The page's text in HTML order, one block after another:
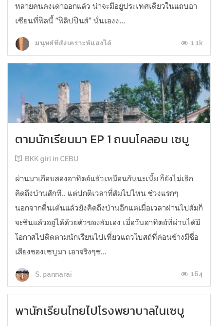
หลายคนคงเดาออกแล้ว น่าจะมีอยู่ประเทศเดียวในแถบอา
เซียนที่ฟิลนี้ “ฟิลิปปินส์” นั่นเองง...
มนุษย์ที่สังเคราะห์แสงได้ 1.1k
ตามนักเรียนมา EP 1 ถนนโคลอน เซบู
BKK girl in CEBU
ผ่านมาเกือบสองอาทิตย์แล้วเหมือนกันนะเนี้ย ก็ยังไม่เลิก
คิดถึงบ้านสักที.. แต่ปกติเวลาที่ส้มไปไหน ช่วงแรกๆ
นอกจากตื่นเต้นแล้วยังคิดถึงบ้านอีกแต่เมื่อเวลาผ่านไปส้มก็
จะชินแล้วอยู่ได้ด้วยตัวของส้มเอง เมื่อวันอาทิตย์ที่ผ่านได้มี
โอกาสไปติดตามนักเรียนไปเที่ยวแถวโบสถ์ที่ค่อนข้างมีชื่อ
เสียงของเซบูมา เอาจริงๆช...
S. pannarai 164
พานักเรียนไทยไปโรงพยาบาลในเซบู